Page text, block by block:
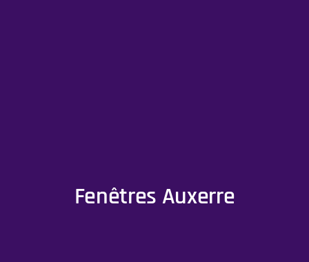
Fenêtres Auxerre